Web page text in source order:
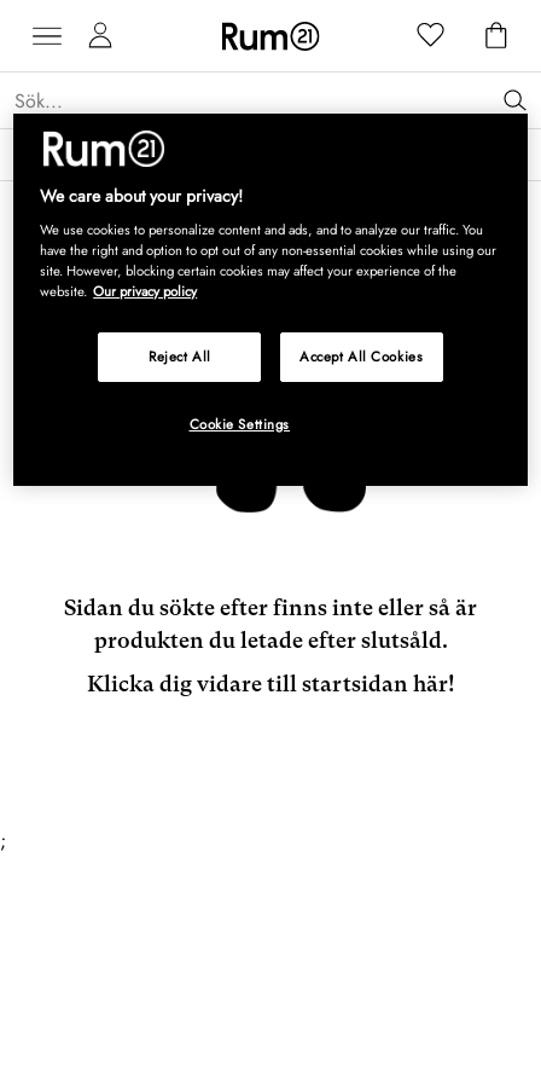
Få 15 % rabatt på Grythyttan Stålmöbler* →
Sidan du sökte efter finns inte eller så är
produkten du letade efter slutsåld.
Klicka dig vidare till startsidan här!
;
We care about your privacy!
We use cookies to personalize content and ads, and to analyze our traffic. You
have the right and option to opt out of any non-essential cookies while using our
site. However, blocking certain cookies may affect your experience of the
website. Our privacy policy
Reject All Accept All Cookies
Cookie Settings